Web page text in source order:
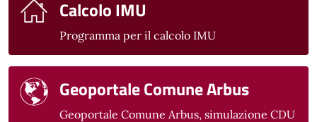
Calcolo IMU
Programma per il calcolo IMU
Geoportale Comune Arbus
Geoportale Comune Arbus, simulazione CDU